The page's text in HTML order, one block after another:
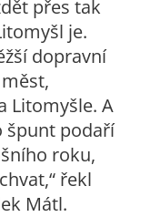
přes tak
je.
dopravní
Litomyšle. A
špunt podaří
roku,
řekl
Mátl.